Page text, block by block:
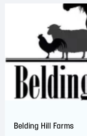
Belding Hill Farms